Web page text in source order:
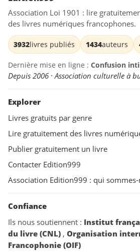
Association Loi 1901 : lire
des livres numériques francophones.
3932livres publiés 1434auteurs
Dernière mise en ligne : Confusion
Depuis 2006 · Association culturelle à
Explorer
Livres gratuits par genre
Lire gratuitement des livres
Publier gratuitement un livre
Contacter Edition999
Association Edition999 : qui sommes-
Confiance
Ils nous soutiennent : Institut
du livre (CNL) , Organisation
Francophonie (OIF)